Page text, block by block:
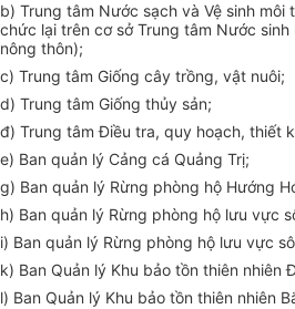
b) Trung tâm Nước sạch và Vệ sinh
chức lại trên cơ sở Trung tâm Nước sinh
nông thôn);
c) Trung tâm Giống cây trồng, vật nuôi;
d) Trung tâm Giống thủy sản;
đ) Trung tâm Điều tra, quy hoạch, thiết
e) Ban quản lý Cảng cá Quảng Trị;
g) Ban quản lý Rừng phòng hộ Hướng
h) Ban quản lý Rừng phòng hộ lưu vực
i) Ban quản lý Rừng phòng hộ lưu vực
k) Ban Quản lý Khu bảo tồn thiên nhiên
l) Ban Quản lý Khu bảo tồn thiên nhiên